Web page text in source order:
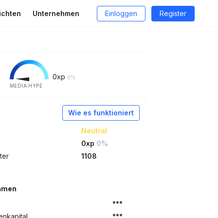
Unternehmen Einloggen Register
0xp 0%
MEDIA HYPE
Wie es funktioniert
Neutral
0xp 0%
1108
***
***